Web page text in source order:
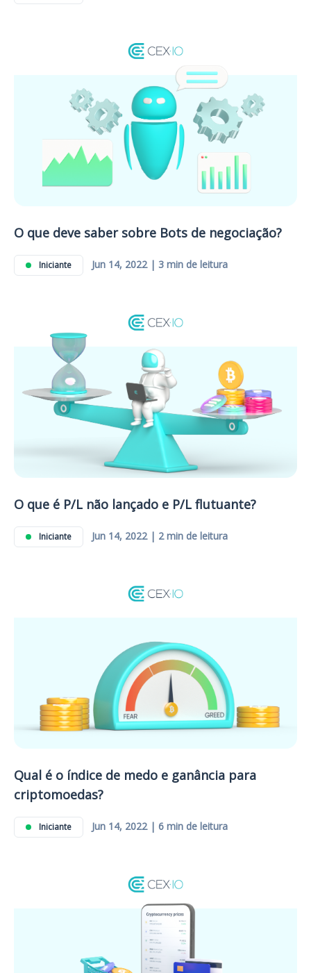
O que deve saber sobre Bots de negociação?
Iniciante Jun 14, 2022 | 3 min de leitura
O que é P/L não lançado e P/L flutuante?
Iniciante Jun 14, 2022 | 2 min de leitura
Qual é o índice de medo e ganância para
criptomoedas?
Iniciante Jun 14, 2022 | 6 min de leitura